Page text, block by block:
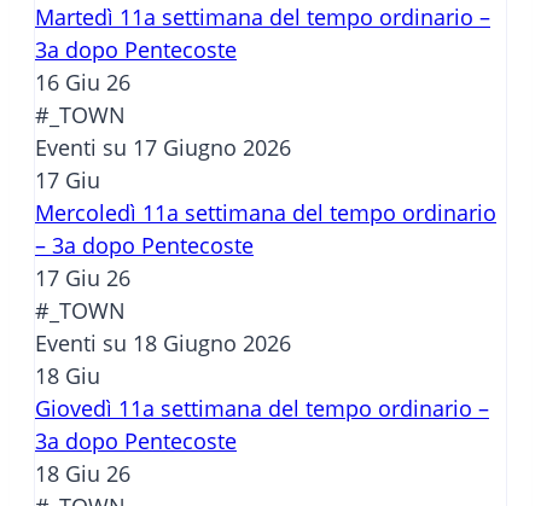
Martedì 11a settimana del tempo ordinario –
3a dopo Pentecoste
16 Giu 26
#_TOWN
Eventi su 17 Giugno 2026
17 Giu
Mercoledì 11a settimana del tempo ordinario
– 3a dopo Pentecoste
17 Giu 26
#_TOWN
Eventi su 18 Giugno 2026
18 Giu
Giovedì 11a settimana del tempo ordinario –
3a dopo Pentecoste
18 Giu 26